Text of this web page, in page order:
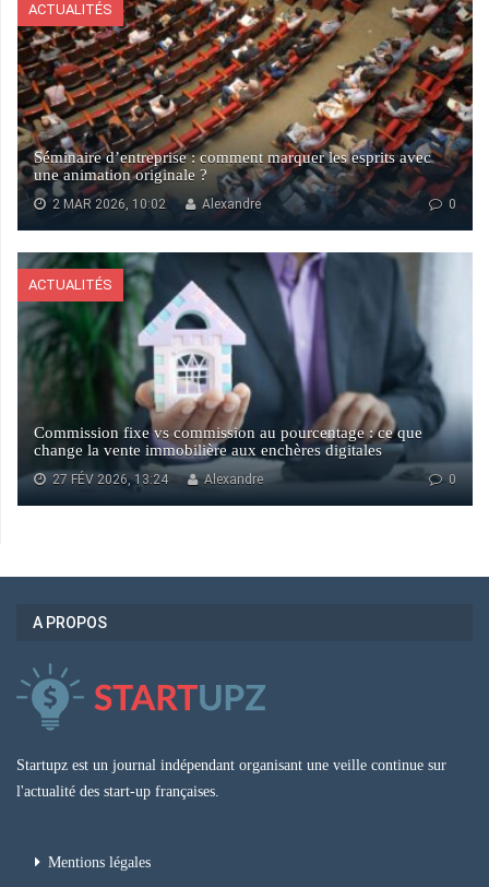
ACTUALITÉS
Séminaire d’entreprise : comment marquer les esprits avec
une animation originale ?
2 MAR 2026, 10:02 0
Alexandre
ACTUALITÉS
Commission fixe vs commission au pourcentage : ce que
change la vente immobilière aux enchères digitales
27 FÉV 2026, 13:24 0
Alexandre
A PROPOS
Startupz est un journal indépendant organisant une veille continue sur
l'actualité des start-up françaises.
Mentions légales